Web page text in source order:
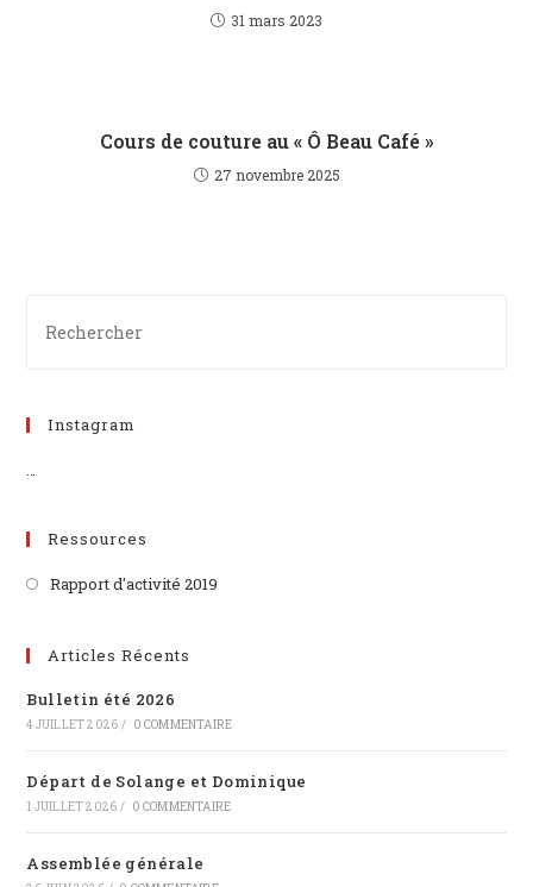
31 mars 2023
Cours de couture au « Ô Beau Café »
27 novembre 2025
Instagram
…
Ressources
Rapport d'activité 2019
Articles Récents
Bulletin été 2026
4 JUILLET 2026 / 0 COMMENTAIRE
Départ de Solange et Dominique
1 JUILLET 2026 / 0 COMMENTAIRE
Assemblée générale